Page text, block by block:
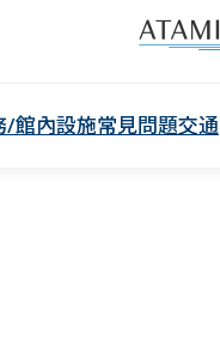
/館內設施常見問題交通